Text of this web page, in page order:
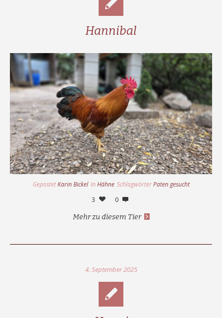
Hannibal
GepostetKarin Bickel In Hähne SchlagwörterPaten gesucht
3
0
Mehr zu diesem Tier
4. September 2025